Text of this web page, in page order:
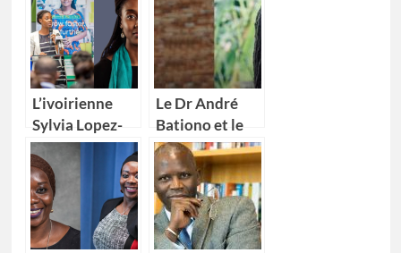
L’ivoirienne
Sylvia Lopez-
Ekra nommée
coordonnatrice
résidente des
Nations Unies
au Maroc
Le Dr André
Bationo et le
Dr Catherine
Nakalembe
remportent
l’Africa Food
Prize 2020